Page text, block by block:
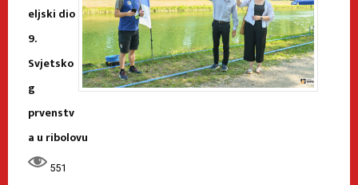
eljski dio
9.
Svjetsko
g
prvenstv
a u ribolovu
551